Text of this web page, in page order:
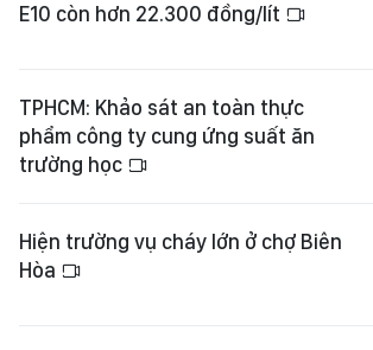
E10 còn hơn 22.300 đồng/lít
TPHCM: Khảo sát an toàn thực
phẩm công ty cung ứng suất ăn
trường học
Hiện trường vụ cháy lớn ở chợ Biên
Hòa